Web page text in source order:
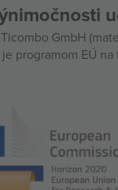
GmbH
programom EÚ